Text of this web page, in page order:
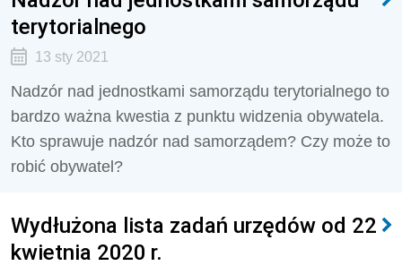
terytorialnego
13 sty 2021
Nadzór nad jednostkami samorządu terytorialnego to
bardzo ważna kwestia z punktu widzenia obywatela.
Kto sprawuje nadzór nad samorządem? Czy może to
robić obywatel?
Wydłużona lista zadań urzędów od 22
kwietnia 2020 r.